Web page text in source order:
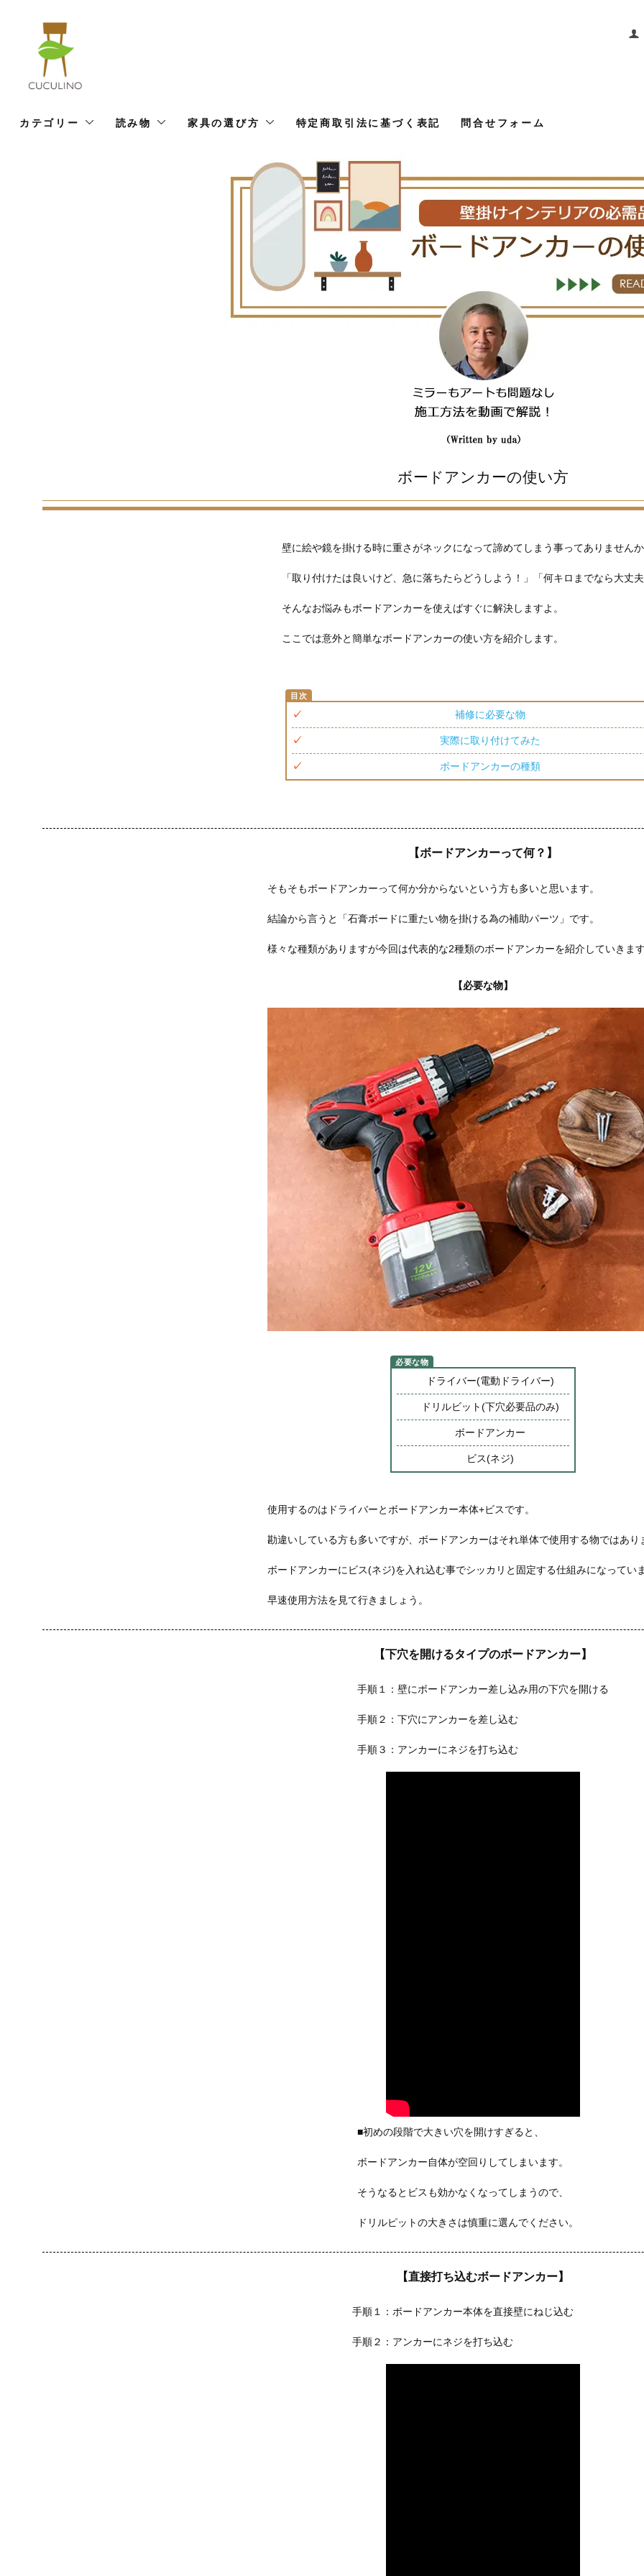
カテゴリー 読み物 家具の選び方 特定商取引法に基づく表記 問合せフォーム
ボードアンカーの使い方
壁に絵や鏡を掛ける時に重さがネックになって諦めてしまう事ってありません
「取り付けたは良いけど、急に落ちたらどうしよう！」「何キロまでなら大丈
そんなお悩みもボードアンカーを使えばすぐに解決しますよ。
ここでは意外と簡単なボードアンカーの使い方を紹介します。
補修に必要な物
実際に取り付けてみた
ボードアンカーの種類
【ボードアンカーって何？】
そもそもボードアンカーって何か分からないという方も多いと思います。
結論から言うと「石膏ボードに重たい物を掛ける為の補助パーツ」です。
様々な種類がありますが今回は代表的な2種類のボードアンカーを紹介していきま
【必要な物】
ドライバー(電動ドライバー)
ドリルビット(下穴必要品のみ)
ボードアンカー
ビス(ネジ)
使用するのはドライバーとボードアンカー本体+ビスです。
勘違いしている方も多いですが、ボードアンカーはそれ単体で使用する物ではあり
ボードアンカーにビス(ネジ)を入れ込む事でシッカリと固定する仕組みになってい
早速使用方法を見て行きましょう。
【下穴を開けるタイプのボードアンカー】
手順１：壁にボードアンカー差し込み用の下穴を開ける
手順２：下穴にアンカーを差し込む
手順３：アンカーにネジを打ち込む
■初めの段階で大きい穴を開けすぎると、
ボードアンカー自体が空回りしてしまいます。
そうなるとビスも効かなくなってしまうので、
ドリルピットの大きさは慎重に選んでください。
【直接打ち込むボードアンカー】
手順１：ボードアンカー本体を直接壁にねじ込む
手順２：アンカーにネジを打ち込む